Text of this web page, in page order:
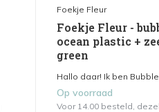
Foekje Fleur
Foekje Fleur -
ocean plastic +
green
Hallo daar! Ik ben Bubble
Op voorraad
Voor 14.00 besteld,